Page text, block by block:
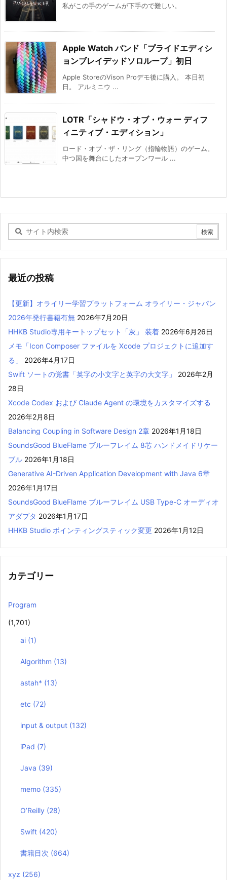
私がこの手のゲームが下手ので難しい。
Apple Watch バンド「プライドエディシ
ョンブレイデッドソロループ」初日
Apple StoreのVison Proデモ後に購入。 本日初
日。 アルミニウ ...
LOTR「シャドウ・オブ・ウォー ディフ
ィニティブ・エディション」
ロード・オブ・ザ・リング（指輪物語）のゲーム。
中つ国を舞台にしたオープンワール ...
最近の投稿
【更新】オライリー学習プラットフォーム オライリー・ジャパン
2026年発行書籍有無 2026年7月20日
HHKB Studio専用キートップセット「灰」 装着 2026年6月26日
メモ「Icon Composer ファイルを Xcode プロジェクトに追加す
る」
2026年4月17日
Swift ソートの覚書「英字の小文字と英字の大文字」
2026年2月
28日
Xcode Codex および Claude Agent の環境をカスタマイズする
2026年2月8日
Balancing Coupling in Software Design 2章 2026年1月18日
SoundsGood BlueFlame ブルーフレイム 8芯 ハンドメイドリケー
ブル 2026年1月18日
Generative AI-Driven Application Development with Java 6章
2026年1月17日
SoundsGood BlueFlame ブルーフレイム USB Type-C オーディオ
アダプタ 2026年1月17日
HHKB Studio ポインティングスティック変更 2026年1月12日
カテゴリー
Program
(1,701)
ai (1)
Algorithm (13)
astah* (13)
etc (72)
input & output (132)
iPad (7)
Java (39)
memo (335)
O’Reilly (28)
Swift (420)
書籍目次 (664)
xyz (256)